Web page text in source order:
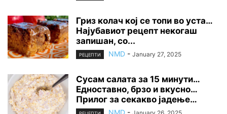
Гриз колач кој се топи во уста…
Најубавиот рецепт некогаш
запишан, со...
РЕЦЕПТИ NMD - January 27, 2025
Сусам салата за 15 минути…
Едноставно, брзо и вкусно…
Прилог за секакво јадење…
NMD -